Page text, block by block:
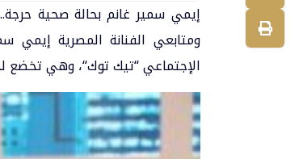
إيمي سمير غانم بحالة صحية
ومتابعي الفنانة المصرية إيمي
الإجتماعي “تيك توك“، وهي تخضع